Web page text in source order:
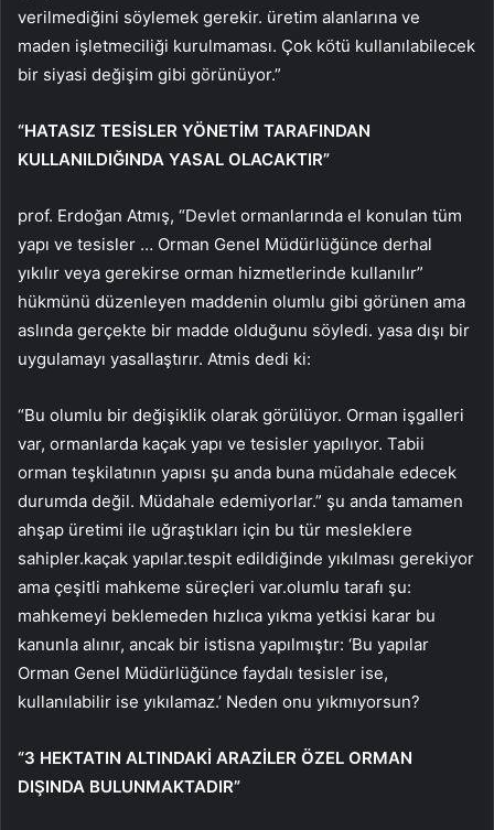
verilmediğini söylemek gerekir. üretim alanlarına ve
maden işletmeciliği kurulmaması. Çok kötü kullanılabilecek
bir siyasi değişim gibi görünüyor.”
“HATASIZ TESİSLER YÖNETİM TARAFINDAN
KULLANILDIĞINDA YASAL OLACAKTIR”
prof. Erdoğan Atmış, “Devlet ormanlarında el konulan tüm
yapı ve tesisler … Orman Genel Müdürlüğünce derhal
yıkılır veya gerekirse orman hizmetlerinde kullanılır”
hükmünü düzenleyen maddenin olumlu gibi görünen ama
aslında gerçekte bir madde olduğunu söyledi. yasa dışı bir
uygulamayı yasallaştırır. Atmis dedi ki:
“Bu olumlu bir değişiklik olarak görülüyor. Orman işgalleri
var, ormanlarda kaçak yapı ve tesisler yapılıyor. Tabii
orman teşkilatının yapısı şu anda buna müdahale edecek
durumda değil. Müdahale edemiyorlar.” şu anda tamamen
ahşap üretimi ile uğraştıkları için bu tür mesleklere
sahipler.kaçak yapılar.tespit edildiğinde yıkılması gerekiyor
ama çeşitli mahkeme süreçleri var.olumlu tarafı şu:
mahkemeyi beklemeden hızlıca yıkma yetkisi karar bu
kanunla alınır, ancak bir istisna yapılmıştır: ‘Bu yapılar
Orman Genel Müdürlüğünce faydalı tesisler ise,
kullanılabilir ise yıkılamaz.’ Neden onu yıkmıyorsun?
“3 HEKTATIN ALTINDAKİ ARAZİLER ÖZEL ORMAN
DIŞINDA BULUNMAKTADIR”